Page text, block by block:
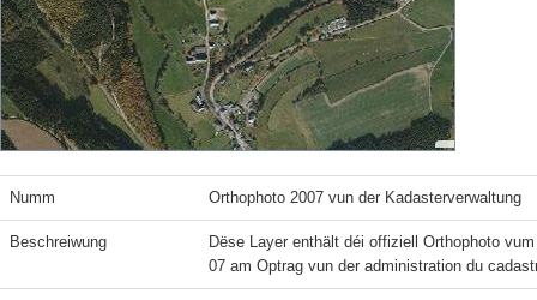
Numm Orthophoto 2007 vun der Kadasterverwaltung
Beschreiwung
Dëse Layer enthält déi offiziell Orthophoto
07 am Optrag vun der administration du